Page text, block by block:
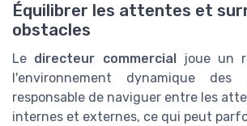
Équilibrer les attentes et
obstacles
Le directeur commercial
joue un
l'environnement dynamique
responsable de naviguer entre les
internes et externes, ce qui peut